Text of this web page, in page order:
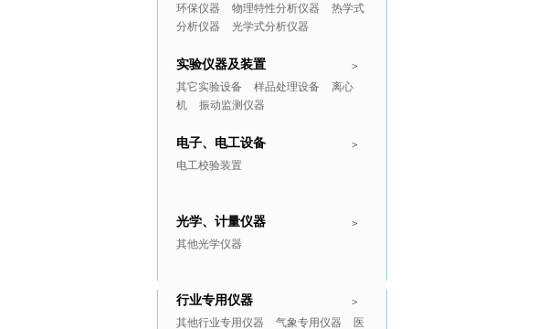
环保仪器 物理特性分析仪器
热学式
分析仪器
光学式分析仪器
>
实验仪器及装置
其它实验设备 样品处理设备
离心
机
振动监测仪器
>
电子、电工设备
电工校验装置
>
光学、计量仪器
其他光学仪器
>
行业专用仪器
其他行业专用仪器 气象专用仪器
医
推广商品 更多>>